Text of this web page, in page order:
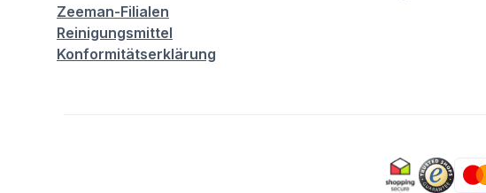
Zeeman-Filialen
Reinigungsmittel
Konformitätserklärung